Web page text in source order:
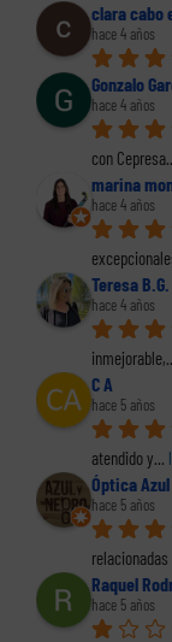
clara cabo
hace 4 años
Gonzalo
hace 4 años
con Cepresa
marina
hace 4 años
Teresa B.G.
hace 4 años
inmejorable,
C A
hace 5 años
atendido y...
Óptica
hace 5 años
Raquel
hace 5 años